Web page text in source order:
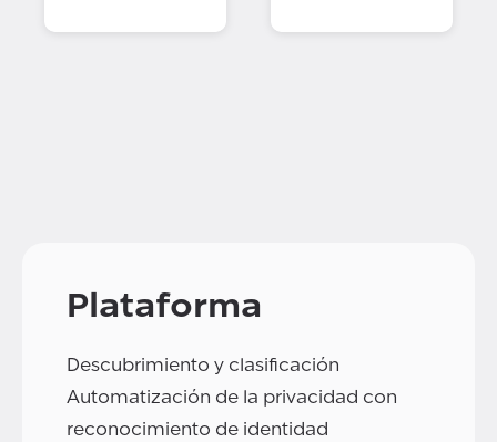
Plataforma
Descubrimiento y clasificación
Automatización de la privacidad con
reconocimiento de identidad